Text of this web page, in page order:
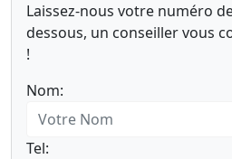
Laissez-nous votre numéro
dessous, un conseiller vous
!
Nom:
Tel: